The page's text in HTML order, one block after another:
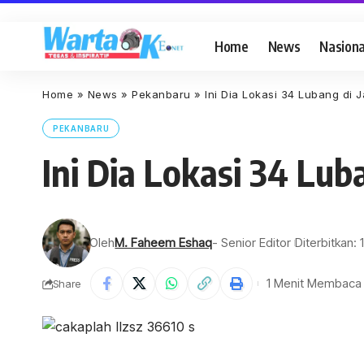
Home News
Home » News » Pekanbaru » Ini Dia Lokasi 34 Lubang di
PEKANBARU
Ini Dia Lokasi 34
OlehM. Faheem Eshaq- Senior Editor Diterbitkan:
Share 1 Menit Membaca